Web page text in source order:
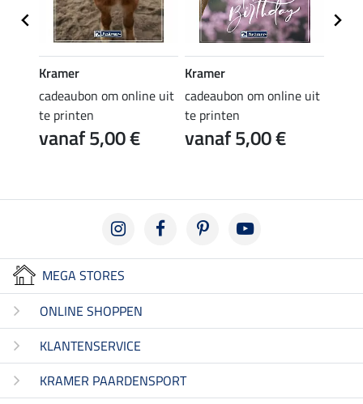
Kramer
cadeaubon om online uit
te printen
vanaf 5,00 €
Kramer
cadeaubon om online uit
te printen
vanaf 5,00 €
MEGA STORES
ONLINE SHOPPEN
KLANTENSERVICE
KRAMER PAARDENSPORT